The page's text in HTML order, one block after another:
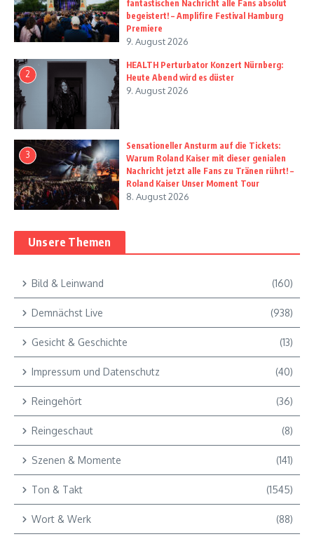
fantastischen Nachricht alle Fans absolut
begeistert! – Amplifire Festival Hamburg
Premiere
9. August 2026
2
HEALTH Perturbator Konzert Nürnberg:
Heute Abend wird es düster
9. August 2026
3
Sensationeller Ansturm auf die Tickets:
Warum Roland Kaiser mit dieser genialen
Nachricht jetzt alle Fans zu Tränen rührt! –
Roland Kaiser Unser Moment Tour
8. August 2026
Unsere Themen
Bild & Leinwand (160)
Demnächst Live (938)
Gesicht & Geschichte (13)
Impressum und Datenschutz (40)
Reingehört (36)
Reingeschaut (8)
Szenen & Momente (141)
Ton & Takt (1545)
Wort & Werk (88)